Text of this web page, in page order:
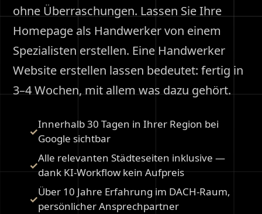
ohne Überraschungen. Lassen Sie Ihre
Homepage als Handwerker von einem
Spezialisten erstellen. Eine Handwerker
Website erstellen lassen bedeutet: fertig in
3–4 Wochen, mit allem was dazu gehört.
Innerhalb 30 Tagen in Ihrer Region bei
Google sichtbar
Alle relevanten Städteseiten inklusive —
dank KI-Workflow kein Aufpreis
Über 10 Jahre Erfahrung im DACH-Raum,
persönlicher Ansprechpartner